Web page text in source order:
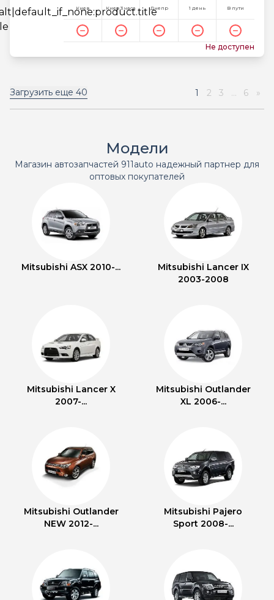
Киев Киев 3 часа Днепр 1 день В пути
Не доступен
Загрузить еще 40 1 2 3 ... 6 »
Модели
Магазин автозапчастей 911auto надежный партнер для
оптовых покупателей
Mitsubishi ASX 2010-...
Mitsubishi Lancer IX
2003-2008
Mitsubishi Lancer X
2007-...
Mitsubishi Outlander
XL 2006-...
Mitsubishi Outlander
NEW 2012-...
Mitsubishi Pajero
Sport 2008-...